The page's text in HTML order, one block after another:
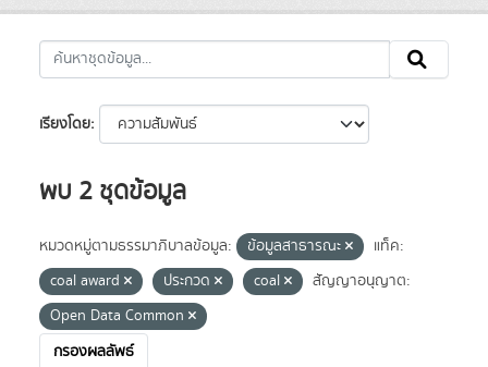
เรียงโดย
พบ 2 ชุดข้อมูล
หมวดหมู่ตามธรรมาภิบาลข้อมูล: ข้อมูลสาธารณะ
แท็ค:
coal award
ประกวด coal
สัญญาอนุญาต:
Open Data Common
กรองผลลัพธ์